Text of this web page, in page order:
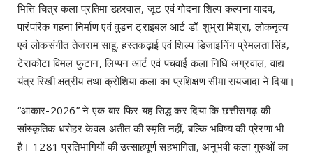
भित्ति चित्र कला प्रतिमा डहरवाल, जूट एवं गोदना शिल्प कल्पना यादव,
पारंपरिक गहना निर्माण एवं वुडन ट्राइबल आर्ट डॉ. शुभ्रा मिश्रा, लोकनृत्य
एवं लोकसंगीत तेजराम साहू, हस्तकढ़ाई एवं शिल्प डिजाइनिंग प्रेमलता सिंह,
टेराकोटा विमल फुटान, लिप्पन आर्ट एवं पचवाई कला निधि अग्रवाल, वाद्य
यंत्र रिखी क्षत्रीय तथा क्रोशिया कला का प्रशिक्षण सीमा रायजादा ने दिया।
“आकार-2026” ने एक बार फिर यह सिद्ध कर दिया कि छत्तीसगढ़ की
सांस्कृतिक धरोहर केवल अतीत की स्मृति नहीं, बल्कि भविष्य की प्रेरणा भी
है। 1281 प्रतिभागियों की उत्साहपूर्ण सहभागिता, अनुभवी कला गुरुओं का